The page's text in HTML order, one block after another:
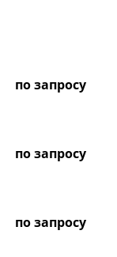
по запросу
по запросу
по запросу